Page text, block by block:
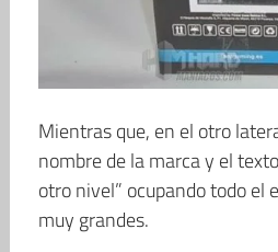
Mientras que, en el otro
nombre de la marca y el
otro nivel” ocupando todo el
muy grandes.